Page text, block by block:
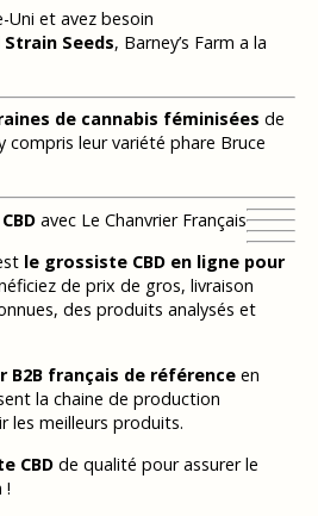
Uni et avez besoin
Strain Seeds, Barney’s Farm a la
de cannabis féminisées de
compris leur variété phare Bruce
avec Le Chanvrier Français
le grossiste CBD en ligne pour
de prix de gros, livraison
des produits analysés et
B2B français de référenceen
la chaine de production
les meilleurs produits.
CBDde qualité pour assurer le
!